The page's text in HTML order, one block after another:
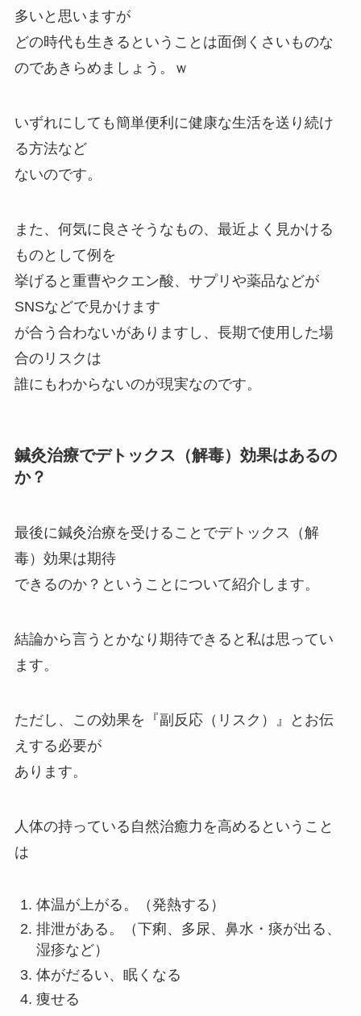
多いと思いますが
どの時代も生きるということは面倒くさいものな
のであきらめましょう。ｗ
いずれにしても簡単便利に健康な生活を送り続け
る方法など
ないのです。
また、何気に良さそうなもの、最近よく見かける
ものとして例を
挙げると重曹やクエン酸、サプリや薬品などが
SNSなどで見かけます
が合う合わないがありますし、長期で使用した場
合のリスクは
誰にもわからないのが現実なのです。
鍼灸治療でデトックス（解毒）効果はあるの
か？
最後に鍼灸治療を受けることでデトックス（解
毒）効果は期待
できるのか？ということについて紹介します。
結論から言うとかなり期待できると私は思ってい
ます。
ただし、この効果を『副反応（リスク）』とお伝
えする必要が
あります。
人体の持っている自然治癒力を高めるということ
は
体温が上がる。（発熱する）
排泄がある。（下痢、多尿、鼻水・痰が出る、
湿疹など）
体がだるい、眠くなる
痩せる